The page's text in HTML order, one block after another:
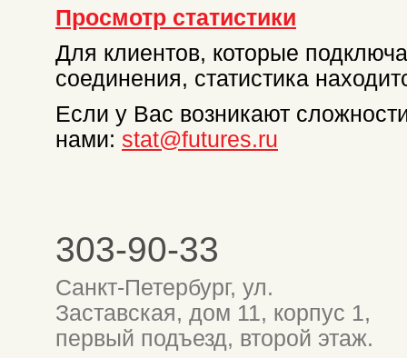
Просмотр статистики
Для клиентов, которые
соединения, статистика
Если у Вас возникают
нами: stat@futures.ru
303-90-33
Санкт-Петербург, ул.
Заставская, дом 11, корпус 1,
первый подъезд, второй этаж.